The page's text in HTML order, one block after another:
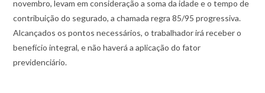
novembro, levam em consideração a soma da idade e o tempo de
contribuição do segurado, a chamada regra 85/95 progressiva.
Alcançados os pontos necessários, o trabalhador irá receber o
benefício integral, e não haverá a aplicação do fator
previdenciário.